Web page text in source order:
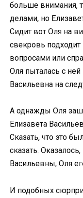
больше внимания,
делами, но
Сидит вот Оля на
свекровь
вопросами или
Оля пыталась с ней
Васильевна на
А однажды Оля
Елизавета
Сказать, что это
сказать.
Васильевны, Оля
И подобных